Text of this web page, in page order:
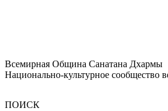
Всемирная Община Санатана Дхармы
Национально-культурное сообщество
ПОИСК